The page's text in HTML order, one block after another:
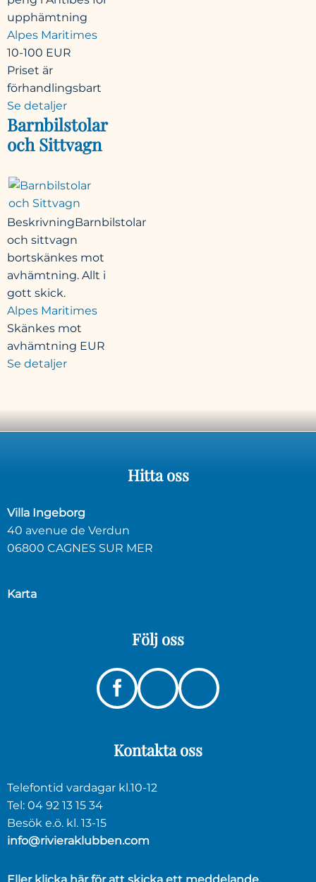
upphämtning
Alpes Maritimes
10-100 EUR
Priset är
förhandlingsbart
Se detaljer
Barnbilstolar
och Sittvagn
BeskrivningBarnbilstolar
och sittvagn
bortskänkes mot
avhämtning. Allt i
gott skick.
Alpes Maritimes
Skänkes mot
avhämtning EUR
Se detaljer
Hitta oss
Villa Ingeborg
40 avenue de Verdun
06800 CAGNES SUR MER
Karta
Följ oss
Instagram
Linkedin
Kontakta oss
Telefontid vardagar kl.10-12
Tel: 04 92 13 15 34
Besök e.ö. kl. 13-15
info@rivieraklubben.com